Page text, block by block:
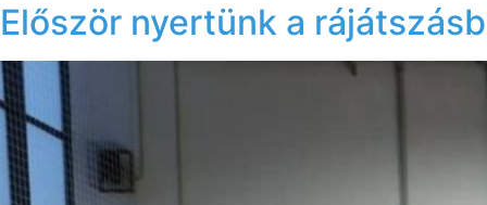
Először nyertünk a